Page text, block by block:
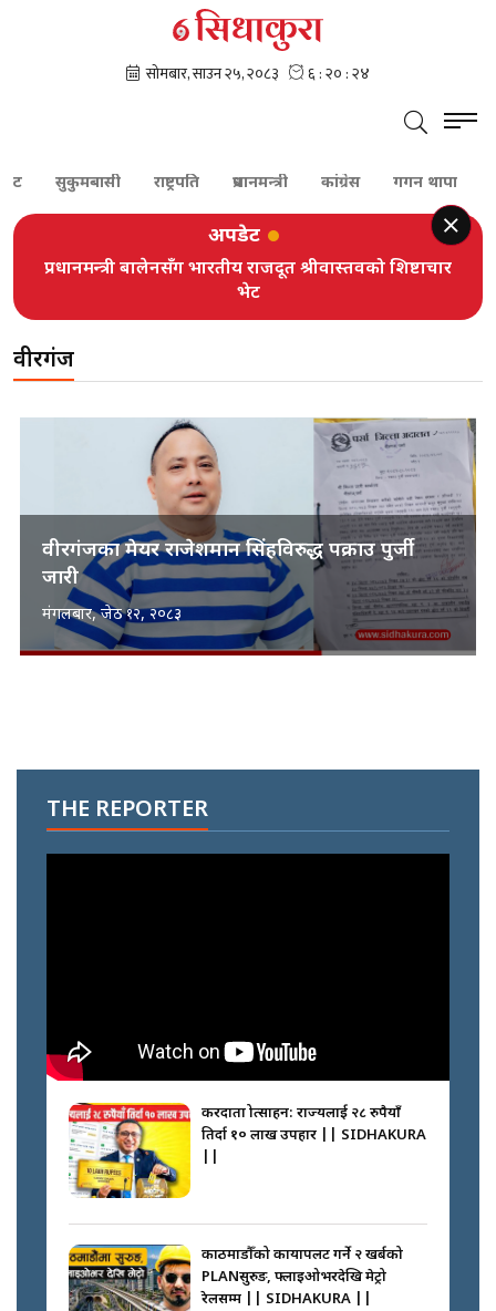
सुकुमबासी राष्ट्रपति प्रधानमन्त्री कांग्रेस गगन थापा
अपडेट
प्रधानमन्त्री बालेनसँग भारतीय राजदूत श्रीवास्तवको शिष्टाचार
भेट
वीरगंज
वीरगंजका मेयर राजेशमान सिंहविरुद्ध पक्राउ पुर्जी
जारी
मंगलबार, जेठ १२, २०८३
THE REPORTER
करदाता प्रोत्साहन: राज्यलाई २८ रुपैयाँ
तिर्दा १० लाख उपहार || SIDHAKURA
काठमाडौँको कायापलट गर्ने २ खर्बको
PLANसुरुङ, फ्लाइओभरदेखि मेट्रो
रेलसम्म || SIDHAKURA ||